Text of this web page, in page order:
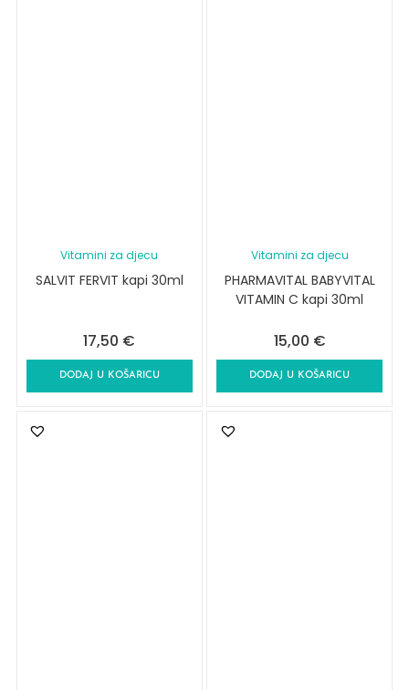
Vitamini za djecu
SALVIT FERVIT kapi 30ml
17,50 €
DODAJ U KOŠARICU
Vitamini za djecu
PHARMAVITAL BABYVITAL
VITAMIN C kapi 30ml
15,00 €
DODAJ U KOŠARICU